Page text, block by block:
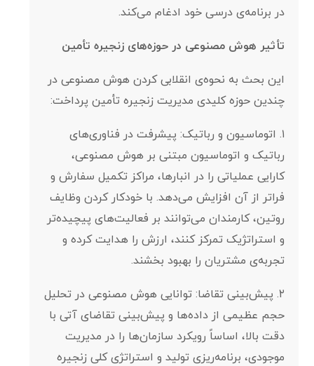
در برنامه‌ی درسی خود ادغام می‌کند.
تأثیر هوش مصنوعی در حوزه‌های زنجیره تأمین
این بحث به نحوه‌ی انقلابی کردن هوش مصنوعی در
چندین حوزه کلیدی مدیریت زنجیره تأمین پرداخت:
۱. اتوماسیون و رباتیک: پیشرفت در فناوری‌های
رباتیک و اتوماسیون مبتنی بر هوش مصنوعی،
کارایی عملیاتی را در انبارها، مراکز تکمیل سفارش و
فراتر از آن افزایش می‌دهد. با خودکار کردن وظایف
روتین، کارمندان می‌توانند بر فعالیت‌های پیچیده‌تر
و استراتژیک تمرکز کنند، ارزش را هدایت کرده و
تجربه‌ی مشتریان را بهبود بخشند.
۲. پیش‌بینی تقاضا: توانایی هوش مصنوعی در تحلیل
حجم عظیمی از داده‌ها و پیش‌بینی تقاضای آتی با
دقت بالا، اساساً رویکرد سازمان‌ها را در مدیریت
موجودی، برنامه‌ریزی تولید و استراتژی کلی زنجیره